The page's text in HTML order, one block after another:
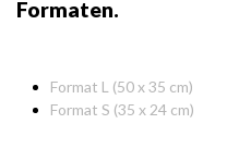
Formaten.
Format L (50 x 35 cm)
Format S (35 x 24 cm)